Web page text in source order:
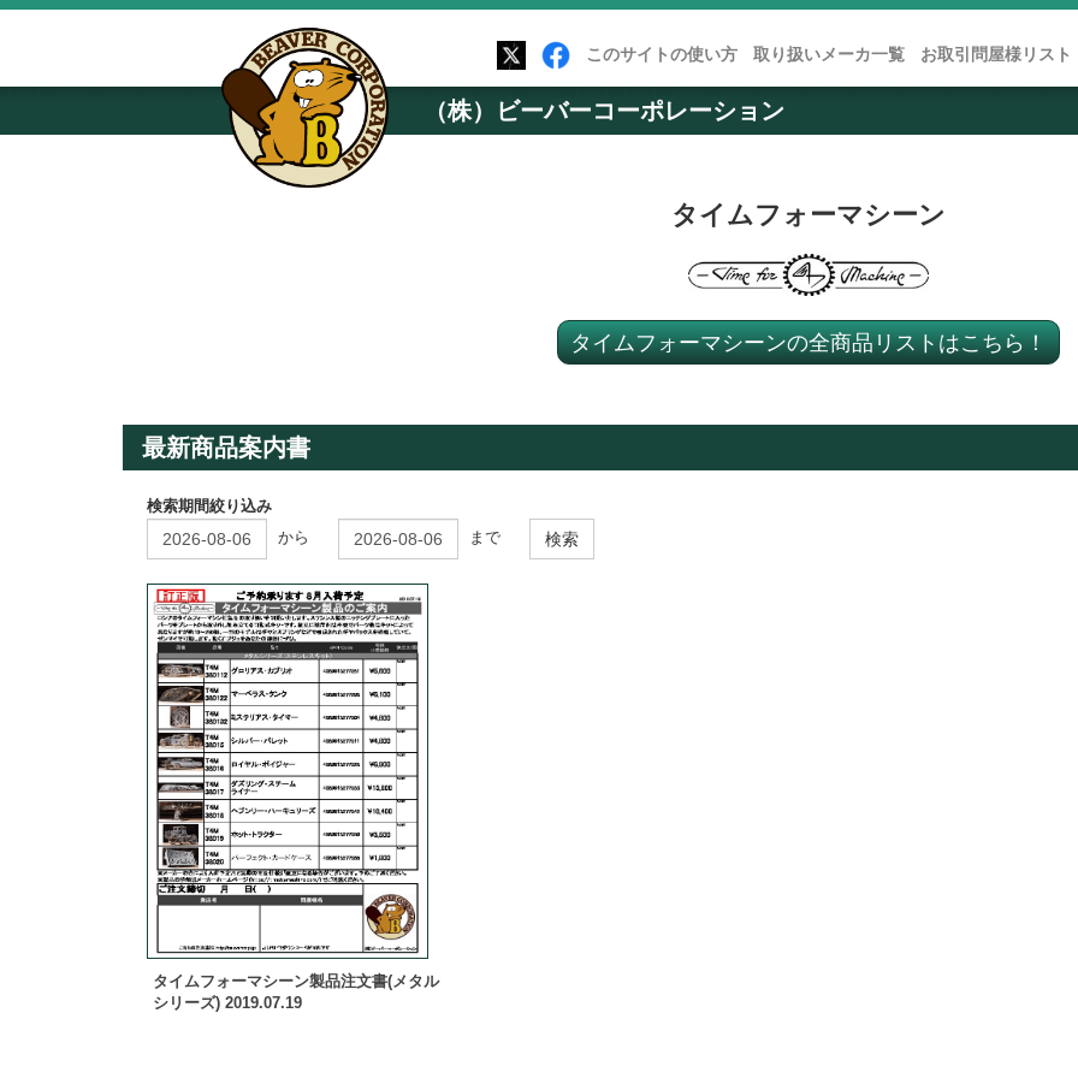
（株）ビーバーコーポレーション
このサイトの使い方 取り扱いメーカ一覧 お取引問屋様リスト
タイムフォーマシーン
タイムフォーマシーンの全商品リストはこちら！
最新商品案内書
検索期間絞り込み
から
まで 検索
タイムフォーマシーン製品注文書(メタル
シリーズ) 2019.07.19